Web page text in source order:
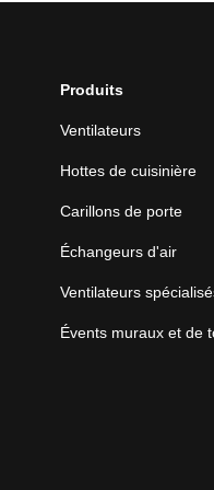
Produits
Ventilateurs
Hottes de cuisinière
Carillons de porte
Échangeurs d'air
Ventilateurs
Évents muraux et de